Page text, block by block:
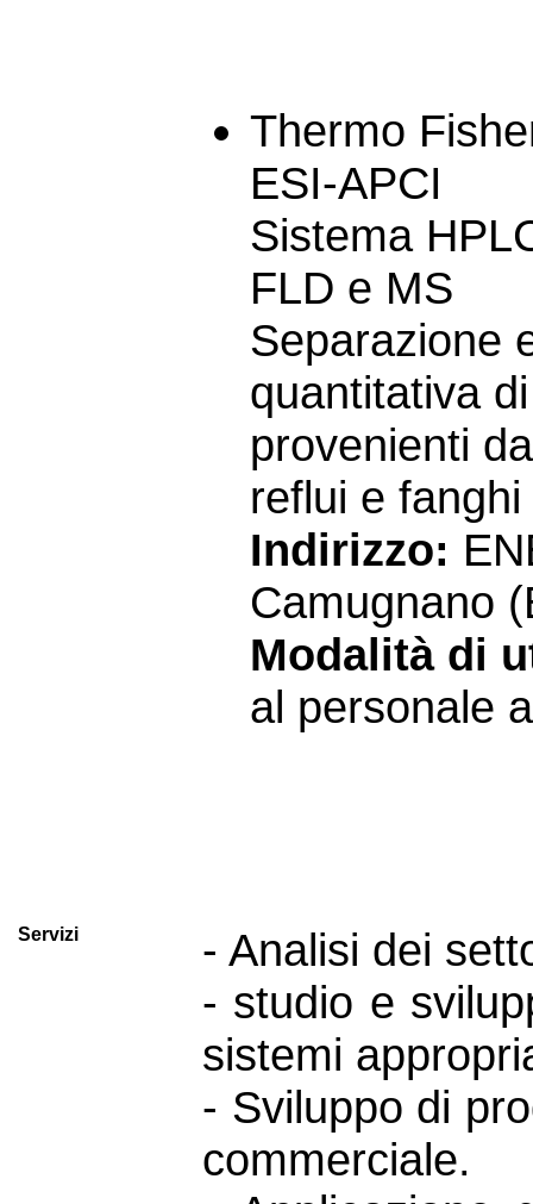
Thermo
ESI-APCI
Sistema
FLD e MS
Separazione
quantitativa
provenienti
reflui e fanghi
Indirizzo:
Camugnano
Modalità di
al personale
Servizi
- Analisi dei
- studio e
sistemi
- Sviluppo di
commerciale.